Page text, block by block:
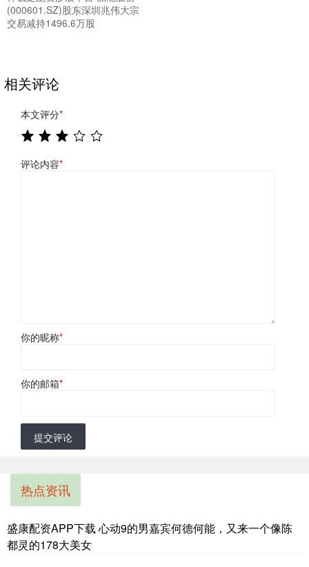
(000601.SZ)股东深圳兆伟大宗
交易减持1496.6万股
相关评论
本文评分*
评论内容*
你的昵称*
你的邮箱*
提交评论
热点资讯
盛康配资APP下载 心动9的男嘉宾何德何能，又来一个像陈
都灵的178大美女